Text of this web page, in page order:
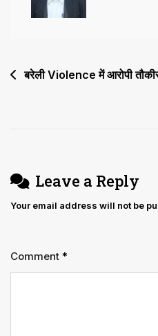
Post
बरेली Violence में आरोपी
Leave a Reply
Your email address will not be
Comment *